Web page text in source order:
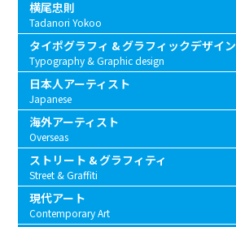
横尾忠則
Tadanori Yokoo
タイポグラフィ & グラフィックデザイン
Typography & Graphic design
日本人アーティスト
Japanese
海外アーティスト
Overseas
ストリート & グラフィティ
Street & Graffiti
現代アート
Contemporary Art